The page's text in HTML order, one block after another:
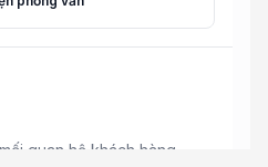
quan hệ khách hàng